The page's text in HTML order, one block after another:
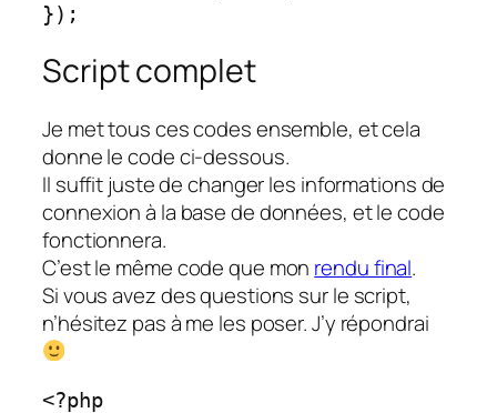
});
Script complet
Je met tous ces codes ensemble, et cela
donne le code ci-dessous.
Il suffit juste de changer les informations de
connexion à la base de données, et le code
fonctionnera.
C’est le même code que mon rendu final.
Si vous avez des questions sur le script,
n’hésitez pas à me les poser. J’y répondrai
<?php